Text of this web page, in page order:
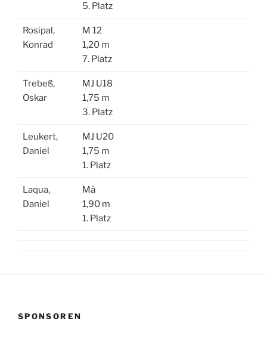
5. Platz
Rosipal,
Konrad
M 12
1,20 m
7. Platz
Trebeß,
Oskar
MJ U18
1,75 m
3. Platz
Leukert,
Daniel
MJ U20
1,75 m
1. Platz
Laqua,
Daniel
Mä
1,90 m
1. Platz
SPONSOREN